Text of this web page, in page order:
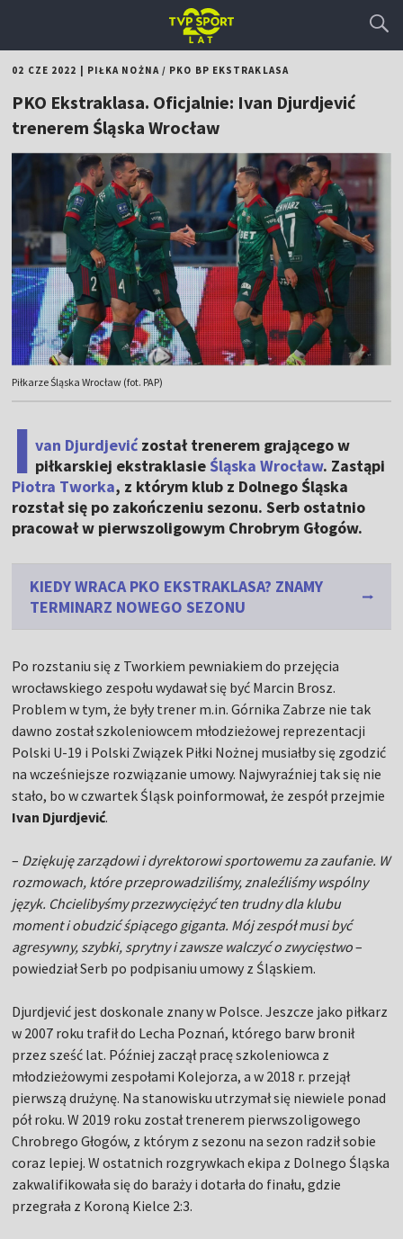
02 CZE 2022 PIŁKA NOŻNA/ PKO BP EKSTRAKLASA
PKO Ekstraklasa. Oficjalnie: Ivan Djurdjević
trenerem Śląska Wrocław
Piłkarze Śląska Wrocław (fot. PAP)
I van Djurdjević został trenerem grającego w
piłkarskiej ekstraklasie Śląska Wrocław. Zastąpi
Piotra Tworka, z którym klub z Dolnego Śląska
rozstał się po zakończeniu sezonu. Serb ostatnio
pracował w pierwszoligowym Chrobrym Głogów.
KIEDY WRACA PKO EKSTRAKLASA? ZNAMY
TERMINARZ NOWEGO SEZONU
Po rozstaniu się z Tworkiem pewniakiem do przejęcia
wrocławskiego zespołu wydawał się być Marcin Brosz.
Problem w tym, że były trener m.in. Górnika Zabrze nie tak
dawno został szkoleniowcem młodzieżowej reprezentacji
Polski U-19 i Polski Związek Piłki Nożnej musiałby się zgodzić
na wcześniejsze rozwiązanie umowy. Najwyraźniej tak się nie
stało, bo w czwartek Śląsk poinformował, że zespół przejmie
Ivan Djurdjević.
– Dziękuję zarządowi i dyrektorowi sportowemu za zaufanie. W
rozmowach, które przeprowadziliśmy, znaleźliśmy wspólny
język. Chcielibyśmy przezwyciężyć ten trudny dla klubu
moment i obudzić śpiącego giganta. Mój zespół musi być
agresywny, szybki, sprytny i zawsze walczyć o zwycięstwo–
powiedział Serb po podpisaniu umowy z Śląskiem.
Djurdjević jest doskonale znany w Polsce. Jeszcze jako piłkarz
w 2007 roku trafił do Lecha Poznań, którego barw bronił
przez sześć lat. Później zaczął pracę szkoleniowca z
młodzieżowymi zespołami Kolejorza, a w 2018 r. przejął
pierwszą drużynę. Na stanowisku utrzymał się niewiele ponad
pół roku. W 2019 roku został trenerem pierwszoligowego
Chrobrego Głogów, z którym z sezonu na sezon radził sobie
coraz lepiej. W ostatnich rozgrywkach ekipa z Dolnego Śląska
zakwalifikowała się do baraży i dotarła do finału, gdzie
przegrała z Koroną Kielce 2:3.